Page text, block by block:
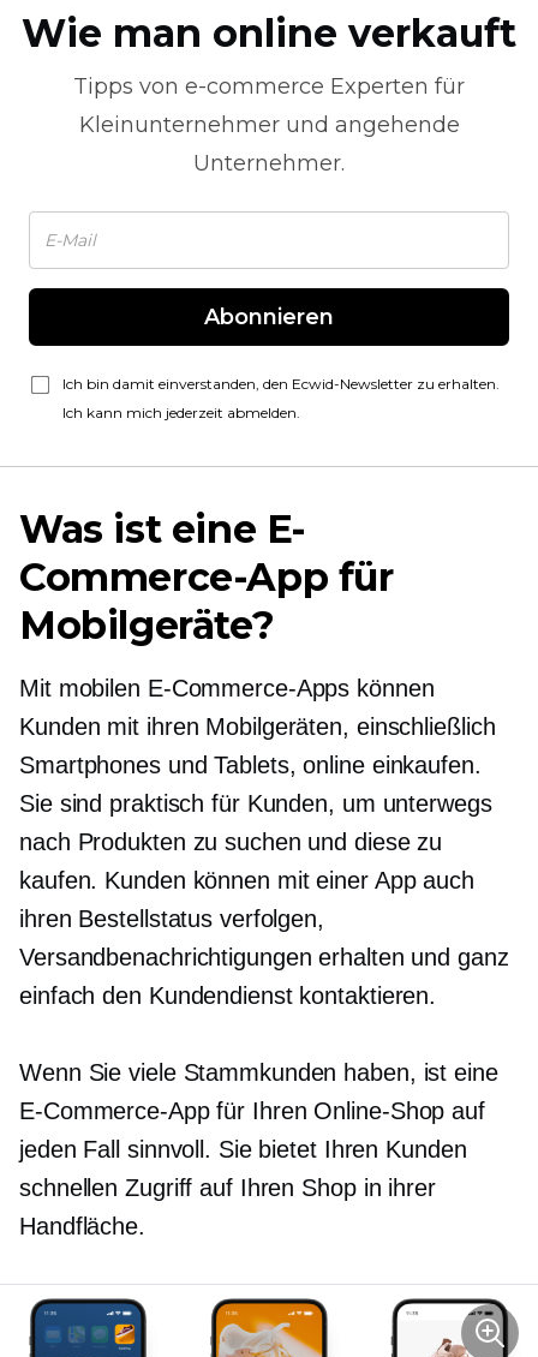
Wie man online verkauft
Tipps von e-commerce Experten für
Kleinunternehmer und angehende
Unternehmer.
Abonnieren
Ich bin damit einverstanden, den Ecwid-Newsletter zu erhalten.
Ich kann mich jederzeit abmelden.
Was ist eine E-
Commerce-App für
Mobilgeräte?
Mit mobilen E-Commerce-Apps können
Kunden mit ihren Mobilgeräten, einschließlich
Smartphones und Tablets, online einkaufen.
Sie sind praktisch für Kunden, um unterwegs
nach Produkten zu suchen und diese zu
kaufen. Kunden können mit einer App auch
ihren Bestellstatus verfolgen,
Versandbenachrichtigungen erhalten und ganz
einfach den Kundendienst kontaktieren.
Wenn Sie viele Stammkunden haben, ist eine
E-Commerce-App für Ihren Online-Shop auf
jeden Fall sinnvoll. Sie bietet Ihren Kunden
schnellen Zugriff auf Ihren Shop in ihrer
Handfläche.